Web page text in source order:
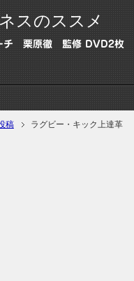
スのススメ
ーチ 栗原徹 監修 DVD2枚
稿
ラグビー・キック上達革